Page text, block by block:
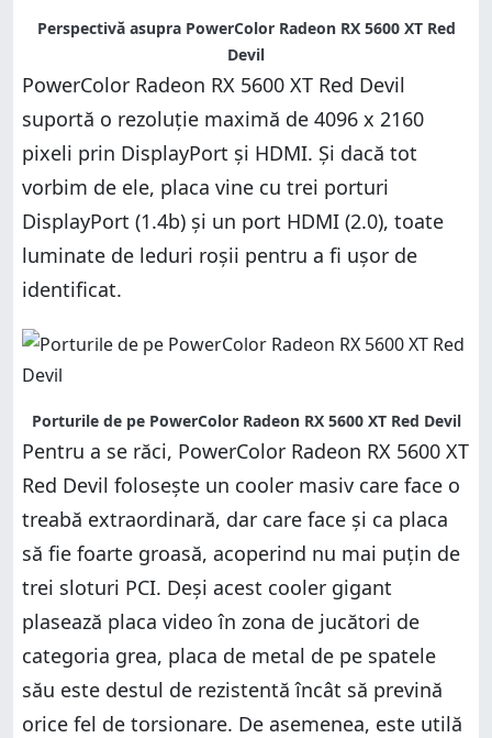
Perspectivă asupra PowerColor Radeon RX 5600 XT Red
Devil
PowerColor Radeon RX 5600 XT Red Devil
suportă o rezoluție maximă de 4096 x 2160
pixeli prin DisplayPort și HDMI. Și dacă tot
vorbim de ele, placa vine cu trei porturi
DisplayPort (1.4b) și un port HDMI (2.0), toate
luminate de leduri roșii pentru a fi ușor de
identificat.
Porturile de pe PowerColor Radeon RX 5600 XT Red Devil
Pentru a se răci, PowerColor Radeon RX 5600 XT
Red Devil folosește un cooler masiv care face o
treabă extraordinară, dar care face și ca placa
să fie foarte groasă, acoperind nu mai puțin de
trei sloturi PCI. Deși acest cooler gigant
plasează placa video în zona de jucători de
categoria grea, placa de metal de pe spatele
său este destul de rezistentă încât să prevină
orice fel de torsionare. De asemenea, este utilă